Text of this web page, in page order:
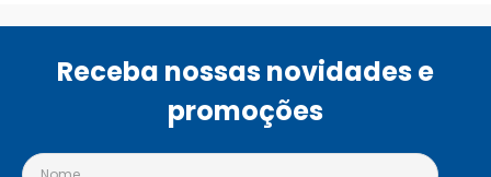
Receba nossas novidades e
promoções